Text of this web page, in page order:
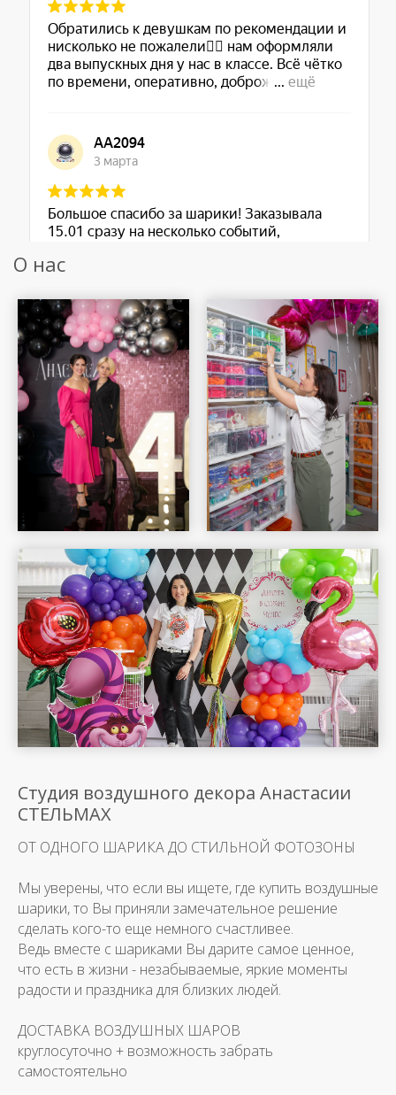
Шар Удачи на карте Москвы — Яндекс Карты
О нас
Студия воздушного декора Анастасии
СТЕЛЬМАХ
ОТ ОДНОГО ШАРИКА ДО СТИЛЬНОЙ ФОТОЗОНЫ
Мы уверены, что если вы ищете, где купить воздушные
шарики, то Вы приняли замечательное решение
сделать кого-то еще немного счастливее.
Ведь вместе с шариками Вы дарите самое ценное,
что есть в жизни - незабываемые, яркие моменты
радости и праздника для близких людей.
ДОСТАВКА ВОЗДУШНЫХ ШАРОВ
круглосуточно + возможность забрать
самостоятельно